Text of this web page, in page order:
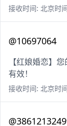
接收时间: 北京时
@10697064
【红娘婚恋】
有效！
接收时间: 北京时